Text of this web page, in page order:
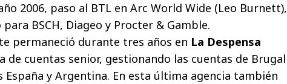
2006, paso al BTL en Arc World Wide (Leo Burnett),
BSCH, Diageo y Procter & Gamble.
permaneció durante tres años en La Despensa
de cuentas senior, gestionando las cuentas de Brugal
y Argentina. En esta última agencia también